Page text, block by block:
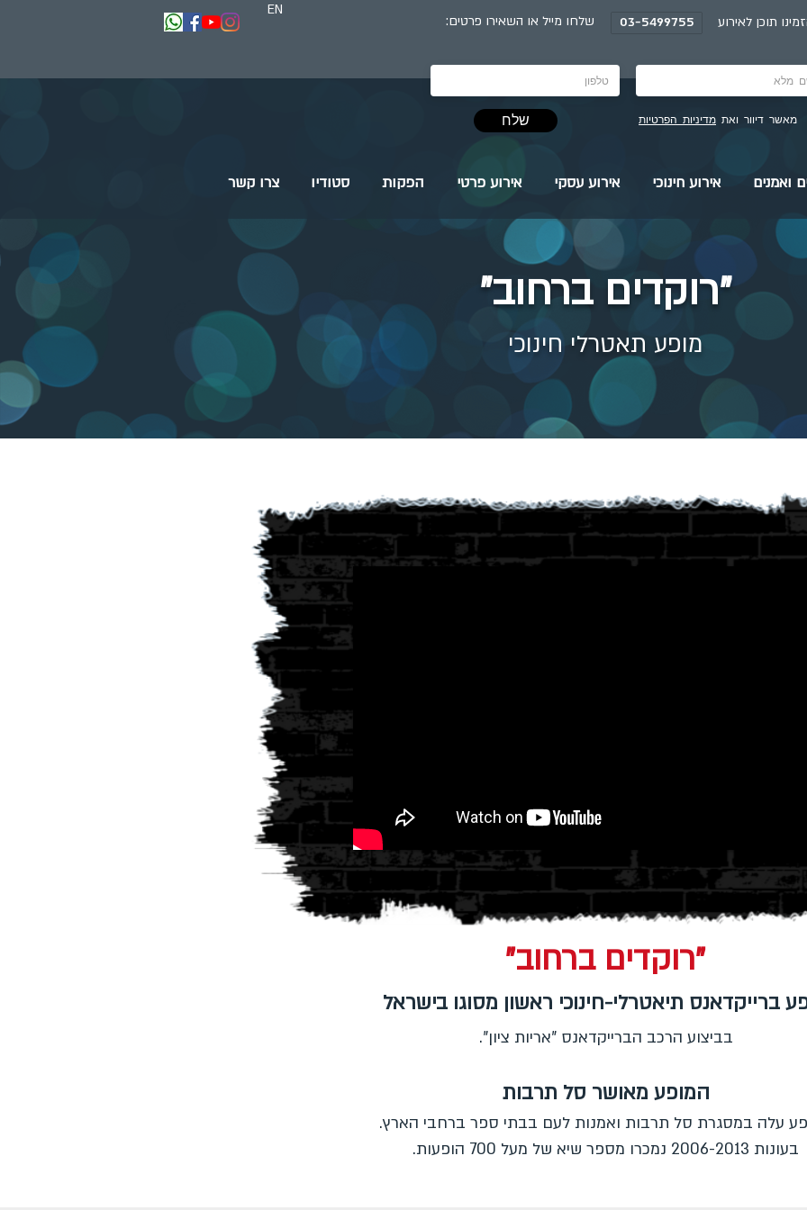
EN
:שלחו מייל או השאירו פרטים 03-5499755 תוכן לאירוע
שלח מאשר דיוור ואת מדיניות הפרטיות
ואמנים אירוע חינוכי אירוע עסקי אירוע פרטי הפקות סטודיו צרו קשר
"רוקדים ברחוב"
מופע תאטרלי חינוכי
"רוקדים ברחוב"
ברייקדאנס תיאטרלי-חינוכי ראשון מסוגו בישראל
בביצוע הרכב הברייקדאנס "אריות ציון".
המופע מאושר סל תרבות
עלה במסגרת סל תרבות ואמנות לעם בבתי ספר ברחבי הארץ.
בעונות 2006-2013 נמכרו מספר שיא של מעל 700 הופעות.